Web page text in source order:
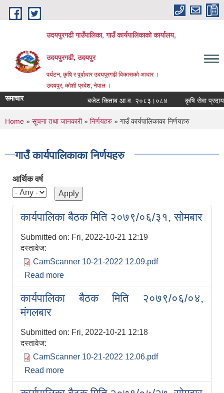
Skip to main content
उदयपुरगढी गाउँपालिका, गाउँ कार्यपालिकाको कार्यालय,
उदयपुरगढी, उदयपुर
पर्यटन, कृषि र पूर्वाधार उदयपुरगढी विकासकाे आधार ।
उदयपुर, काेशी प्रदेश, नेपाल ।
समाचार बजेट किताब आ.व. २०८३।०८४ कृषि सेवा
You are here
Home » सूचना तथा जानकारी» निर्णयहरु » गाउँ कार्यपालिकाका निर्णयहरु
गाउँ कार्यपालिकाका निर्णयहरु
आर्थिक वर्ष
कार्यपालिका बैठक मिति २०७९/०६/३१, सोमबार
Submitted on: Fri, 2022-10-21 12:19
दस्तावेज:
CamScanner 10-21-2022 12.09.pdf
Read more
सोमबार
कार्यपालिका बैठक मिति २०७९/०६/०४,
मंगलबार
Submitted on: Fri, 2022-10-21 12:18
दस्तावेज:
CamScanner 10-21-2022 12.06.pdf
Read more
मंगलबार